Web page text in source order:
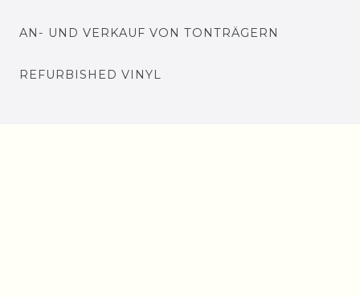
AN- UND VERKAUF VON TONTRÄGERN
REFURBISHED VINYL